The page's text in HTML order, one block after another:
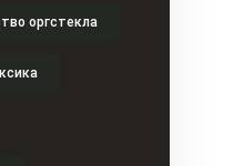
оргстекла